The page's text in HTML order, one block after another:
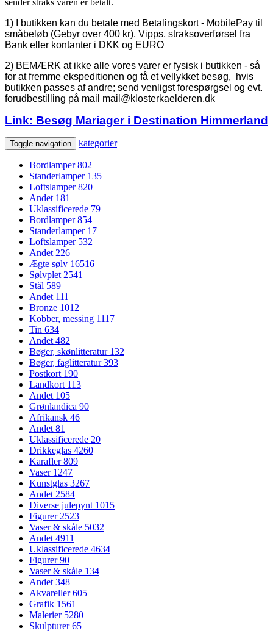
1) I butikken kan du betale med Betalingskort - MobilePay til
småbeløb (Gebyr over 400 kr), Vipps, straksoverførsel fra
Bank eller kontanter i DKK og EURO
2) BEMÆRK at ikke alle vores varer er fysisk i butikken - så
for at fremme ekspeditionen og få et vellykket besøg, hvis
butikken passes af andre; send venligst forespørgsel og evt.
forudbestilling på mail mail@klosterkaelderen.dk
Link: Besøg Mariager i Destination Himmerland
Toggle navigation kategorier
Bordlamper802
Standerlamper 135
Loftslamper820
Andet 181
Uklassificerede 79
Bordlamper854
Standerlamper 17
Loftslamper 532
Andet 226
Ægte sølv 16516
Sølvplet 2541
Stål 589
Andet 111
Bronze 1012
Kobber, messing 1117
Tin 634
Andet 482
Bøger, skønlitteratur 132
Bøger, faglitteratur393
Postkort 190
Landkort 113
Andet 105
Grønlandica 90
Afrikansk 46
Andet 81
Uklassificerede 20
Drikkeglas 4260
Karafler809
Vaser 1247
Kunstglas 3267
Andet 2584
Diverse julepynt 1015
Figurer 2523
Vaser & skåle 5032
Andet 4911
Uklassificerede 4634
Figurer90
Vaser & skåle 134
Andet 348
Akvareller605
Grafik 1561
Malerier 5280
Skulpturer65